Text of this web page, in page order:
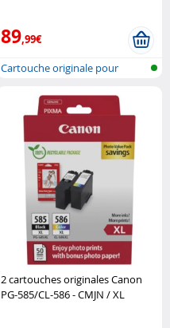
89,99€
Cartouche originale pour
2 cartouches originales Canon
PG-585/CL-586 - CMJN / XL